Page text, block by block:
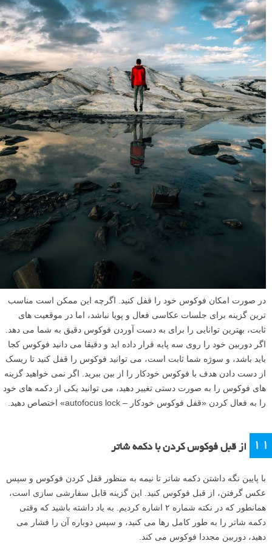
در صورت امکان فوکوس خود را قفل کنید. اگرچه این ممکن است مناسب
ترین گزینه برای جلسات عکاسی فعال و پویا نباشد، اما در موقعیت های
ثابت، بهترین توانایی را برای به دست آوردن فوکوس دقیق به شما می دهد.
اگر دوربین خود را روی سه پایه قرار داده اید و دقیقا می دانید فوکوس کجا
باید باشد، و سوژه شما ثابت است، می توانید فوکوس را قفل کنید تا ریسک
از دست دادن هدف با فوکوس خودکار را از بین ببرید. اگر نمی خواهید گزینه
های فوکوس را به صورت دستی تغییر دهید، می توانید یکی از دکمه های خود
را به فعال کردن «قفل فوکوس خودکار – autofocus lock» اختصاص دهید.
۱۱ از قبل فوکوس کردن با دکمه شاتر
با پایین نگه داشتن دکمه شاتر تا نیمه به منظور قفل کردن فوکوس و سپس
عکس گرفتن، از قبل فوکوس کنید. این گزینه قابل سفارشی سازی است،
همانطور که در نکته شماره ۲ اشاره کردیم. به یاد داشته باشید که وقتی
دکمه شاتر را به طور کامل رها می کنید، و سپس دوباره آن را فشار می
دهید، دوربین مجددا فوکوس می کند.